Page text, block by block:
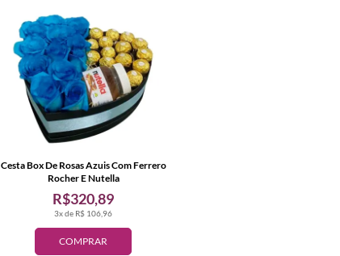
COMPRAR
3x de R$ 106,96
R$320,89
Cesta Box De Rosas Azuis Com Ferrero
Rocher E Nutella